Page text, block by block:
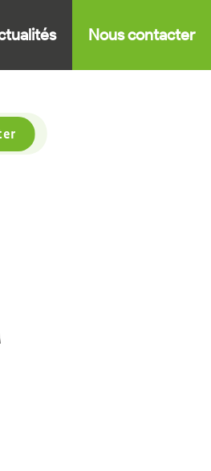
Nous contacter